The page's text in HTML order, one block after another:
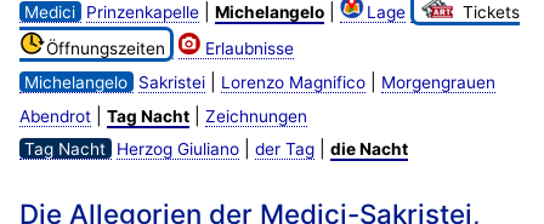
Medici Prinzenkapelle| Michelangelo| Lage
Tickets
Öffnungszeiten
Erlaubnisse
Michelangelo
Sakristei| Lorenzo Magnifico|
Morgengrauen
Abendrot| Tag Nacht| Zeichnungen
Tag Nacht
Herzog Giuliano| der Tag| die Nacht
Die Allegorien der Medici-Sakristei,